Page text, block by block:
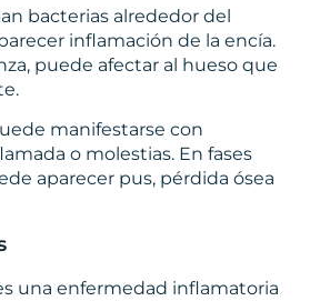
bacterias alrededor del
inflamación de la encía.
puede afectar al hueso que
manifestarse con
o molestias. En fases
aparecer pus, pérdida ósea
una enfermedad inflamatoria